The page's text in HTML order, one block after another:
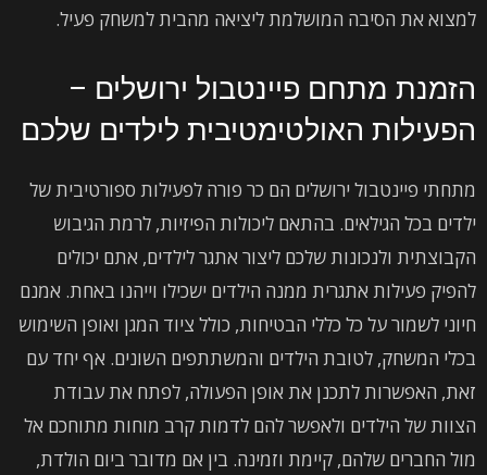
למצוא את הסיבה המושלמת ליציאה מהבית למשחק פעיל.
הזמנת מתחם פיינטבול ירושלים –
הפעילות האולטימטיבית לילדים שלכם
מתחתי פיינטבול ירושלים הם כר פורה לפעילות ספורטיבית של
ילדים בכל הגילאים. בהתאם ליכולות הפיזיות, לרמת הגיבוש
הקבוצתית ולנכונות שלכם ליצור אתגר לילדים, אתם יכולים
להפיק פעילות אתגרית ממנה הילדים ישכילו וייהנו באחת. אמנם
חיוני לשמור על כל כללי הבטיחות, כולל ציוד המגן ואופן השימוש
בכלי המשחק, לטובת הילדים והמשתתפים השונים. אף יחד עם
זאת, האפשרות לתכנן את אופן הפעולה, לפתח את עבודת
הצוות של הילדים ולאפשר להם לדמות קרב מוחות מתוחכם אל
מול החברים שלהם, קיימת וזמינה. בין אם מדובר ביום הולדת,